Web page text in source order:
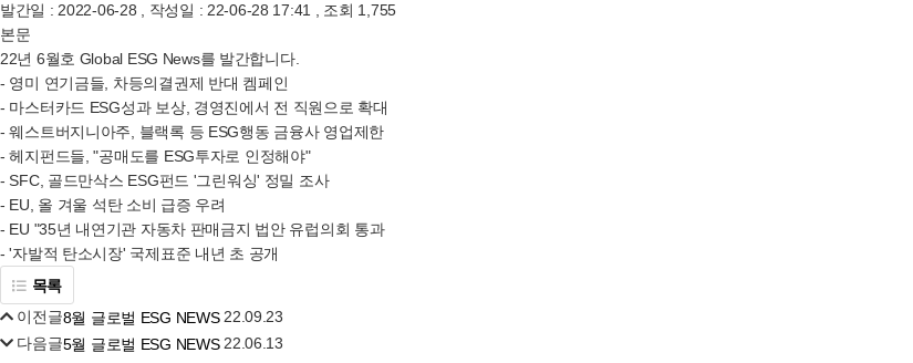
발간일 : 2022-06-28 , 작성일 : 22-06-28 17:41 , 조회 1,755
본문
22년 6월호 Global ESG News를 발간합니다.
- 영미 연기금들, 차등의결권제 반대 켐페인
- 마스터카드 ESG성과 보상, 경영진에서 전 직원으로 확대
- 웨스트버지니아주, 블랙록 등 ESG행동 금융사 영업제한
- 헤지펀드들, "공매도를 ESG투자로 인정해야"
- SFC, 골드만삭스 ESG펀드 '그린워싱' 정밀 조사
- EU, 올 겨울 석탄 소비 급증 우려
- EU "35년 내연기관 자동차 판매금지 법안 유럽의회 통과
- '자발적 탄소시장' 국제표준 내년 초 공개
목록
이전글8월 글로벌 ESG NEWS 22.09.23
다음글5월 글로벌 ESG NEWS 22.06.13